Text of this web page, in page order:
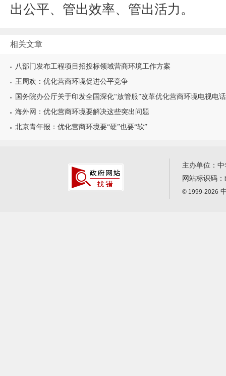
出公平、管出效率、管出活力。
相关文章
八部门发布工程项目招投标领域营商环境工作方案
王周欢：优化营商环境促进公平竞争
国务院办公厅关于印发全国深化“放管服”改革优化营商环境电视电
海外网：优化营商环境要解决这些突出问题
北京青年报：优化营商环境要“硬”也要“软”
主办单位：
网站标识码：
© 1999-2026